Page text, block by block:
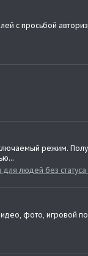
с просьбой
режим.
для людей без
фото, игровой